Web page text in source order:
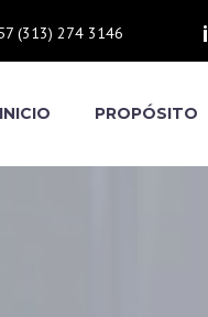
(313) 274 3146
INICIO PROPÓSITO